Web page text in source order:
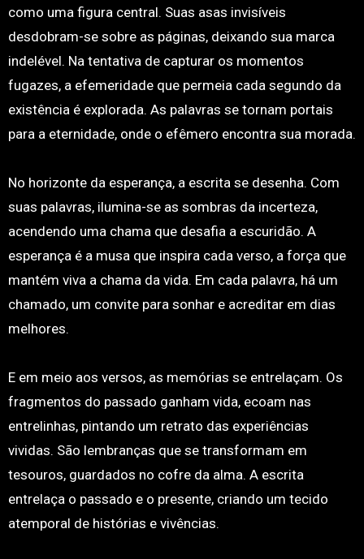
como uma figura central. Suas asas invisíveis
desdobram-se sobre as páginas, deixando sua marca
indelével. Na tentativa de capturar os momentos
fugazes, a efemeridade que permeia cada segundo da
existência é explorada. As palavras se tornam portais
para a eternidade, onde o efêmero encontra sua morada.
No horizonte da esperança, a escrita se desenha. Com
suas palavras, ilumina-se as sombras da incerteza,
acendendo uma chama que desafia a escuridão. A
esperança é a musa que inspira cada verso, a força que
mantém viva a chama da vida. Em cada palavra, há um
chamado, um convite para sonhar e acreditar em dias
melhores.
E em meio aos versos, as memórias se entrelaçam. Os
fragmentos do passado ganham vida, ecoam nas
entrelinhas, pintando um retrato das experiências
vividas. São lembranças que se transformam em
tesouros, guardados no cofre da alma. A escrita
entrelaça o passado e o presente, criando um tecido
atemporal de histórias e vivências.